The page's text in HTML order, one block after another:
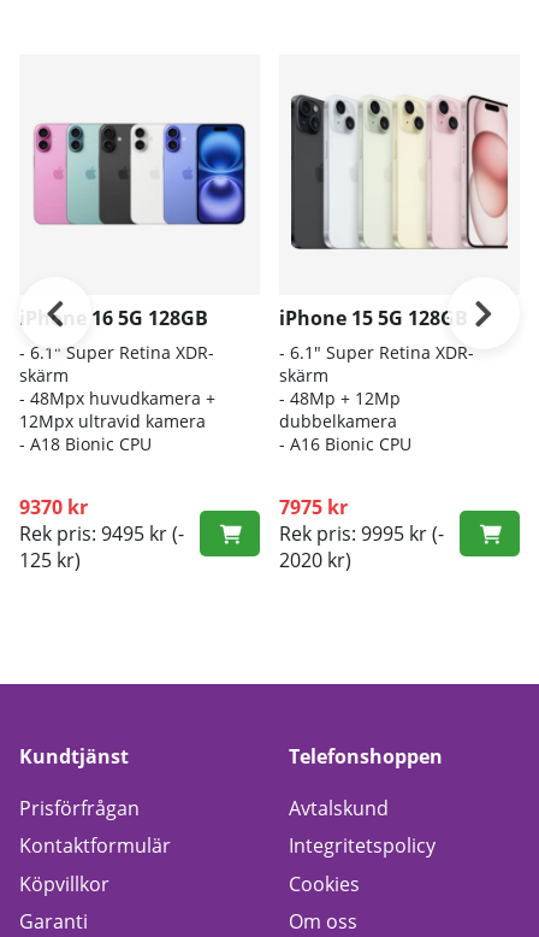
iPhone 16 5G 128GB
- 6.1″ Super Retina XDR-
skärm
- 48Mpx huvudkamera +
12Mpx ultravid kamera
- A18 Bionic CPU
9370 kr
Rek pris: 9495 kr(-
125 kr)
iPhone 15 5G 128GB
- 6.1" Super Retina XDR-
skärm
- 48Mp + 12Mp
dubbelkamera
- A16 Bionic CPU
7975 kr
Rek pris: 9995 kr(-
2020 kr)
Kundtjänst
Prisförfrågan
Kontaktformulär
Köpvillkor
Garanti
Telefonshoppen
Avtalskund
Integritetspolicy
Cookies
Om oss